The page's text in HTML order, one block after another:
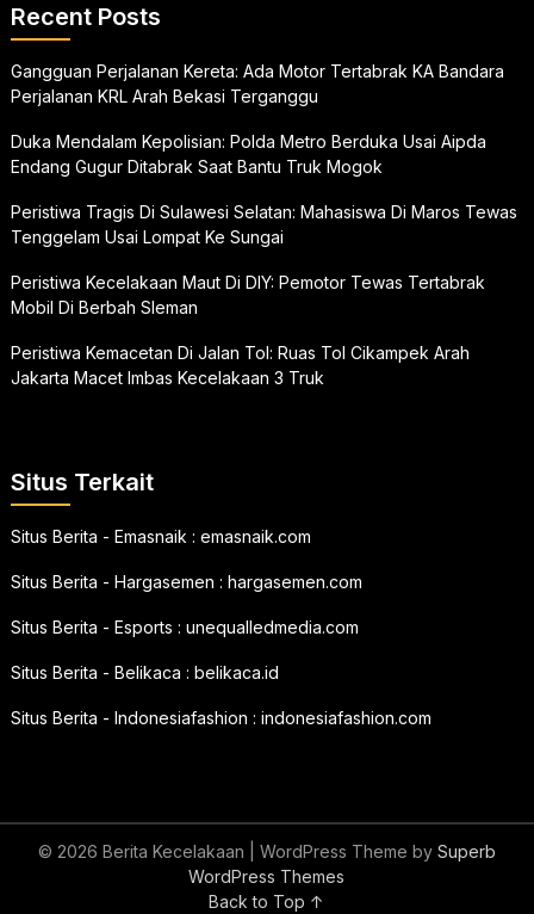
Recent Posts
Gangguan Perjalanan Kereta: Ada Motor Tertabrak KA Bandara
Perjalanan KRL Arah Bekasi Terganggu
Duka Mendalam Kepolisian: Polda Metro Berduka Usai Aipda
Endang Gugur Ditabrak Saat Bantu Truk Mogok
Peristiwa Tragis Di Sulawesi Selatan: Mahasiswa Di Maros Tewas
Tenggelam Usai Lompat Ke Sungai
Peristiwa Kecelakaan Maut Di DIY: Pemotor Tewas Tertabrak
Mobil Di Berbah Sleman
Peristiwa Kemacetan Di Jalan Tol: Ruas Tol Cikampek Arah
Jakarta Macet Imbas Kecelakaan 3 Truk
Situs Terkait
Situs Berita - Emasnaik : emasnaik.com
Situs Berita - Hargasemen : hargasemen.com
Situs Berita - Esports : unequalledmedia.com
Situs Berita - Belikaca : belikaca.id
Situs Berita - Indonesiafashion : indonesiafashion.com
© 2026 Berita Kecelakaan | WordPress Theme by Superb
WordPress Themes
Back to Top ↑